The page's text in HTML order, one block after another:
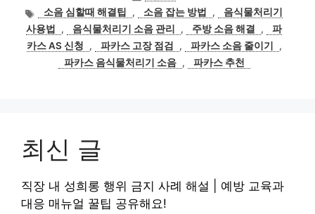
테
고
리
태
그
소음 심할때 해결팁 , 소음 잡는 방법 ,
음식물처리기
사용법
, 음식물처리기 소음 관리 , 주방 소음 해결 ,
파
카스 AS 신청
, 파카스 고장 점검 , 파카스 소음 줄이기
,
파카스 음식물처리기 소음 , 파카스 추천
최신 글
직장 내 성희롱 행위 금지 사례 해설 | 예방 교육과
대응 매뉴얼 꿀팁 공유해요!